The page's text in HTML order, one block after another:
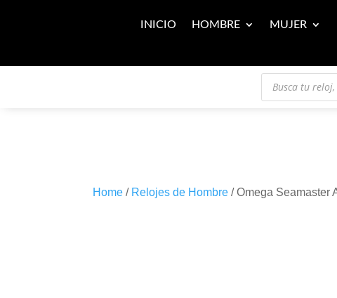
INICIO HOMBRE MUJER
Búsqueda
productos
Home / Relojes de Hombre / Omega Seamaster